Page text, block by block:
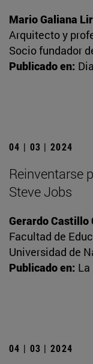
Mario Galiana
Arquitecto y
Socio fundador
Publicado en:
04 | 03 | 2024
Reinventarse
Steve Jobs
Gerardo Castillo
Facultad de
Universidad de
Publicado en:
04 | 03 | 2024